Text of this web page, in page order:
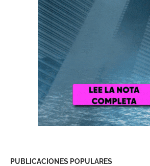
PUBLICACIONES POPULARES